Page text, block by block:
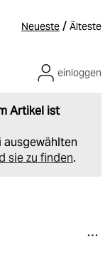
Neueste / Älteste
Artikel ist
sie zu finden.
einloggen